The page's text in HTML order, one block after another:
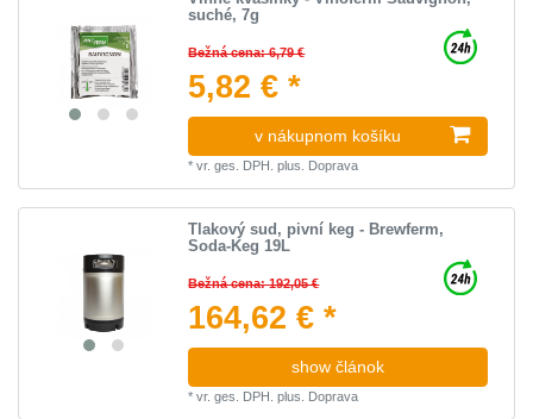
suché, 7g
Bežná cena: 6,79 €
5,82 € *
v nákupnom košíku
*vr. ges. DPH. plus. Doprava
Tlakový sud, pivní keg - Brewferm,
Soda-Keg 19L
Bežná cena: 192,05 €
164,62 € *
show článok
*vr. ges. DPH. plus. Doprava